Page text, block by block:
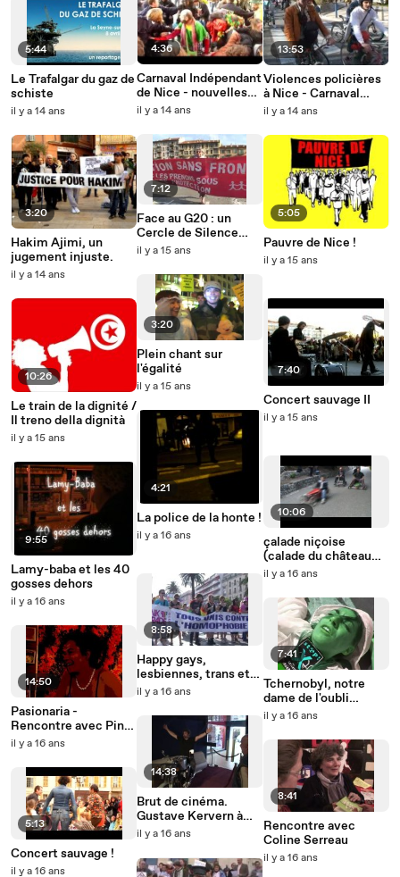
5:44
Le Trafalgar du gaz de
schiste
il y a 14 ans
3:20
Hakim Ajimi, un
jugement injuste.
il y a 14 ans
10:26
Le train de la dignité /
Il treno della dignità
il y a 15 ans
9:55
Lamy-baba et les 40
gosses dehors
il y a 16 ans
14:50
Pasionaria -
Rencontre avec Pinar
Selek
il y a 16 ans
5:13
Concert sauvage !
il y a 16 ans
4:36
Carnaval Indépendant
de Nice - nouvelles
images des violences
il y a 14 ans
7:12
Face au G20 : un
Cercle de Silence
Resf
il y a 15 ans
3:20
Plein chant sur
l'égalité
il y a 15 ans
4:21
La police de la honte !
il y a 16 ans
8:58
Happy gays,
lesbiennes, trans et
bi... les genres
il y a 16 ans
14:38
Brut de cinéma.
Gustave Kervern à
Nice avec Mammuth.
il y a 16 ans
13:53
Violences policières
à Nice - Carnaval
indépendant - 26
il y a 14 ans
5:05
Pauvre de Nice !
il y a 15 ans
7:40
Concert sauvage II
il y a 15 ans
10:06
çalade niçoise
(calade du château
2010)
il y a 16 ans
7:41
Tchernobyl, notre
dame de l'oubli
(Chernobyl day)
il y a 16 ans
8:41
Rencontre avec
Coline Serreau
il y a 16 ans